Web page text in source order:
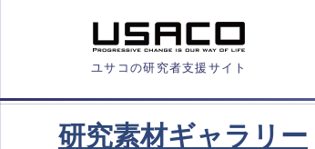
ユサコの研究者支援サイト
研究素材ギャラリー